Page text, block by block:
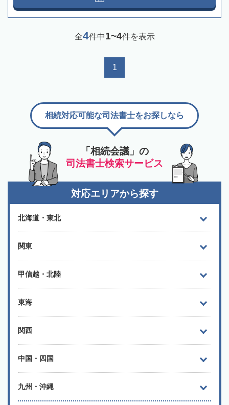
全4件中1~4件を表示
1
「相続会議」の
司法書士検索サービス
相続対応可能な司法書士をお探しなら
対応エリアから探す
北海道・東北
関東
甲信越・北陸
東海
関西
中国・四国
九州・沖縄